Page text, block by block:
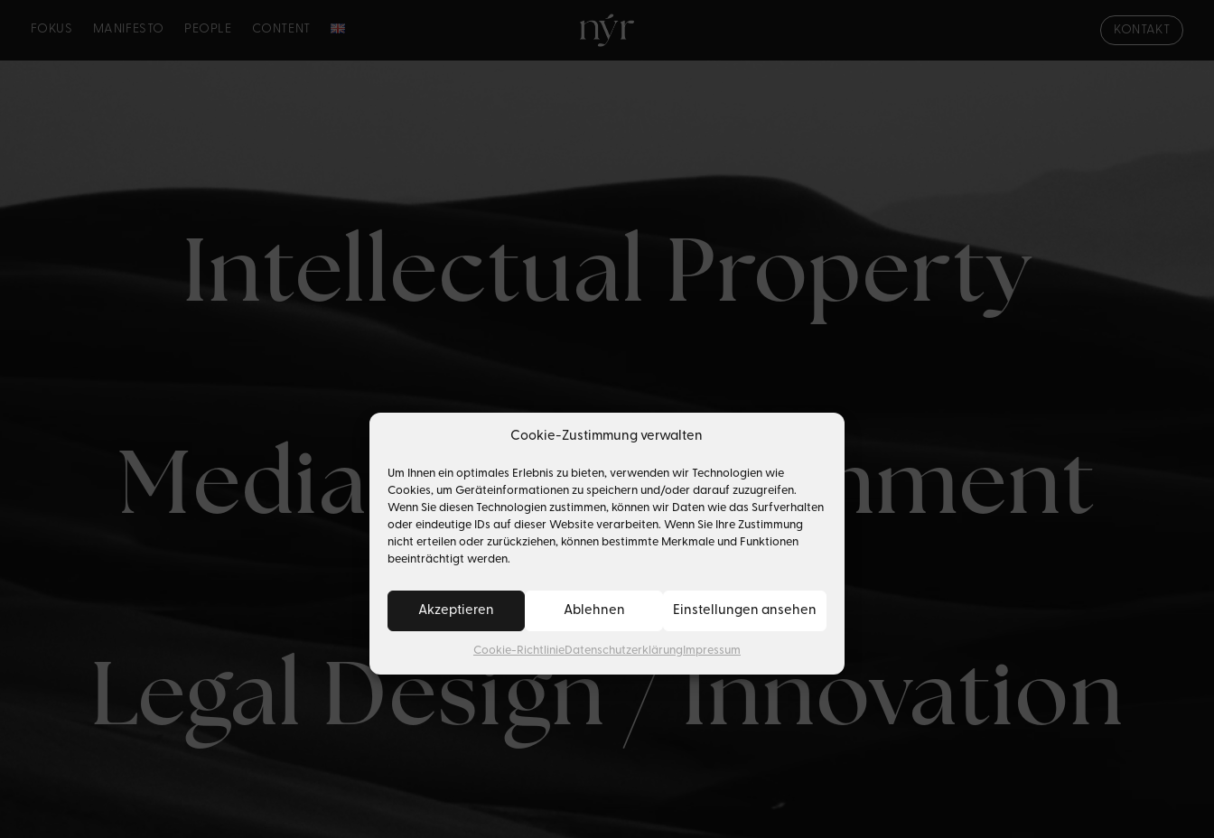
Cookie-Zustimmung verwalten
Um Ihnen ein optimales Erlebnis zu bieten, verwenden wir Technologien wie
Cookies, um Geräteinformationen zu speichern und/oder darauf zuzugreifen.
Wenn Sie diesen Technologien zustimmen, können wir Daten wie das Surfverhalten
oder eindeutige IDs auf dieser Website verarbeiten. Wenn Sie Ihre Zustimmung
nicht erteilen oder zurückziehen, können bestimmte Merkmale und Funktionen
beeinträchtigt werden.
Akzeptieren Ablehnen Einstellungen ansehen
Cookie-RichtlinieDatenschutzerklärung Impressum
FOKUS MANIFESTO PEOPLE CONTENT KONTAKT
Intellectual Property
Media & Entertainment
Legal Design / Innovation